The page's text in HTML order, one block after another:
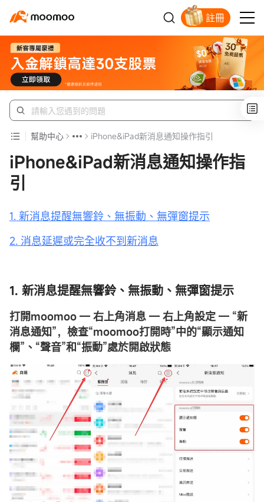
註冊
幫助中心 iPhone&iPad新消息通知操作指引
iPhone&iPad新消息通知操作指
引
1. 新消息提醒無響鈴、無振動、無彈窗提示
2. 消息延遲或完全收不到新消息
1. 新消息提醒無響鈴、無振動、無彈窗提示
打開moomoo — 右上角消息 — 右上角設定 — “新
消息通知”，檢查“moomoo打開時”中的“顯示通知
欄”、“聲音”和“振動”處於開啟狀態